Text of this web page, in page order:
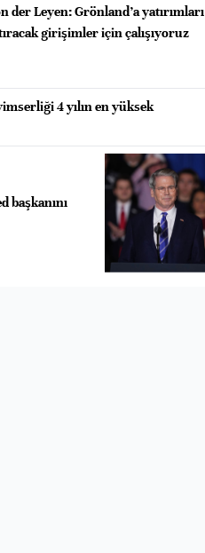
der Leyen: Grönland’a yatırımları
girişimler için çalışıyoruz
4 yılın en yüksek
başkanını